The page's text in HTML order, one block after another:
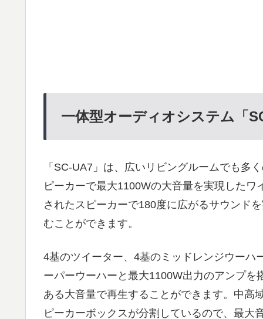
一体型オーディオシステム「
「SC-UA7」は、広いリビングルームでも多
ピーカーで最大1100Wの大音量を実現した
されたスピーカーで180度に広がるサウンド
むことができます。
4基のツイーター、4基のミッドレンジウーハ
ーパーウーハーと最大1100W出力のアンプを
ある大音量で再生することができます。中高
ピーカーボックスが分割しているので、最大